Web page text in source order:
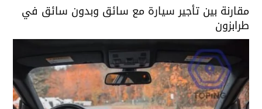
مقارنة بين تأجير سيارة مع سائق وبدون سائق في
طرابزون